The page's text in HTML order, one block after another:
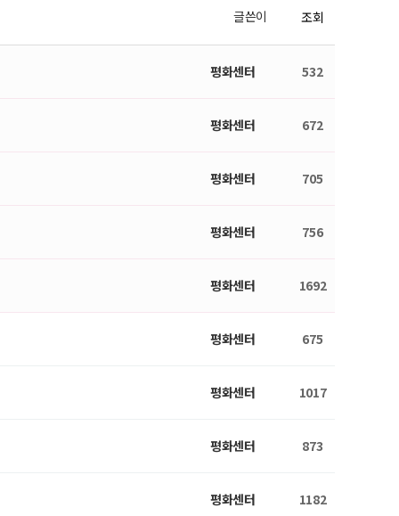
글쓴이 조회
평화센터 532
평화센터 672
평화센터 705
평화센터 756
평화센터 1692
평화센터 675
평화센터 1017
평화센터 873
평화센터 1182